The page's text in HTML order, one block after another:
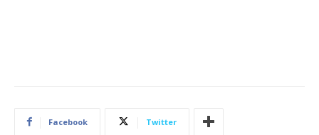
Facebook Twitter